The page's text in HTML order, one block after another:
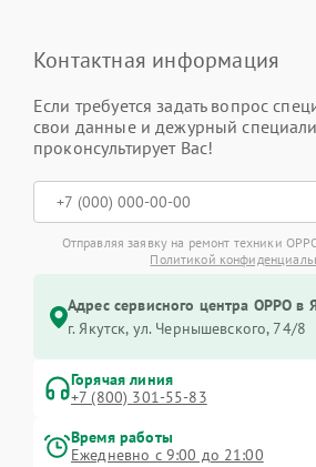
Контактная информация
Если требуется задать вопрос
свои данные и дежурный
проконсультирует Вас!
Отправляя заявку на ремонт техники
Политикой
Адрес сервисного центра OPPO в
г. Якутск, ул. Чернышевского, 74/8
Горячая линия
+7 (800) 301-55-83
Время работы
Ежедневно с 9:00 до 21:00